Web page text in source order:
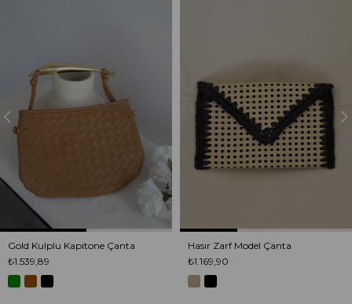
Gold Kulplu Kapitone Çanta
₺1.539,89
Hasır Zarf Model Çanta
₺1.169,90